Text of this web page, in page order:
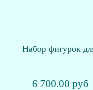
Набор фигурок
6 700.00 руб